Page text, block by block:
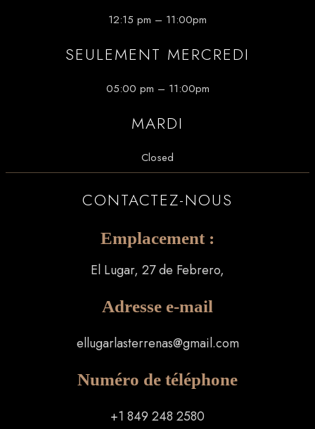
12:15 pm – 11:00pm
SEULEMENT MERCREDI
05:00 pm – 11:00pm
MARDI
Closed
CONTACTEZ-NOUS
Emplacement :
El Lugar, 27 de Febrero,
Adresse e-mail
ellugarlasterrenas@gmail.com
Numéro de téléphone
+1 849 248 2580